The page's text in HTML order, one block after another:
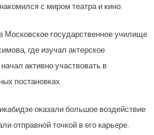
с миром театра и кино.
Московское государственное училище
где изучал актерское
активно участвовать в
постановках.
оказали большое воздействие
отправной точкой в его карьере.